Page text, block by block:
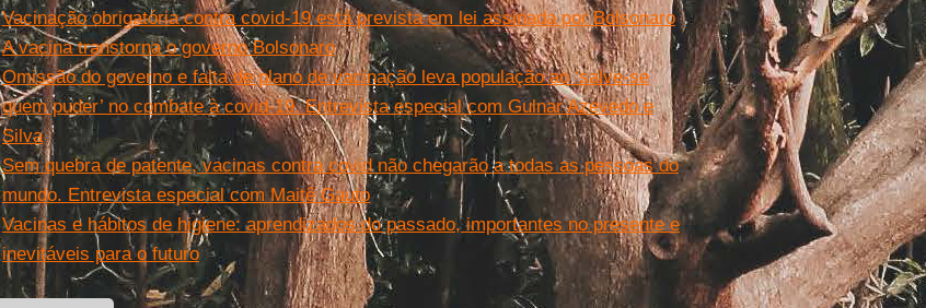
Vacinação obrigatória contra covid-19 está prevista em lei assinada por Bolsonaro
A vacina transtorna o governo Bolsonaro
Omissão do governo e falta de plano de vacinação leva população ao ‘salve-se
quem puder’ no combate à covid-19. Entrevista especial com Gulnar Azevedo e
Silva
Sem quebra de patente, vacinas contra covid não chegarão a todas as pessoas do
mundo. Entrevista especial com Maitê Gauto
Vacinas e hábitos de higiene: aprendizados do passado, importantes no presente e
inevitáveis para o futuro